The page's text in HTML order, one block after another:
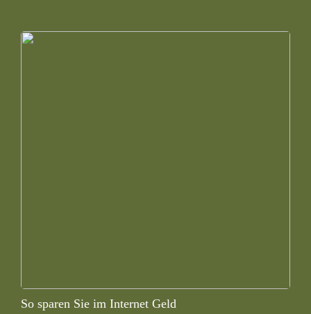
So sparen Sie im Internet Geld